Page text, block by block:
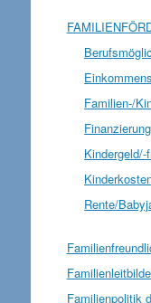
Familien-/
Finanzierung
Kindergeld/-
Rente/
Familienpolitik